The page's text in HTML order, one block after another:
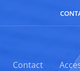
Contact